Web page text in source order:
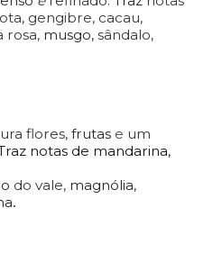
gengibre, cacau,
rosa, musgo, sândalo,
flores, frutas e um
raz notas de mandarina,
do vale, magnólia,
.